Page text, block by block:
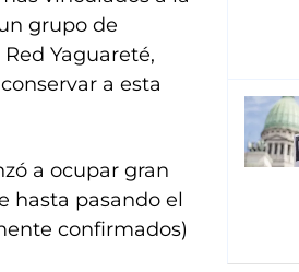
grupo de
Yaguareté,
a esta
a ocupar gran
hasta pasando el
confirmados)